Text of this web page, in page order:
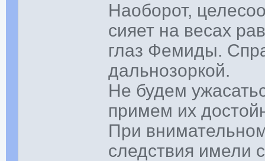
Наоборот,
сияет на весах
глаз Фемиды.
дальнозоркой.
Не будем
примем их
При
следствия имели